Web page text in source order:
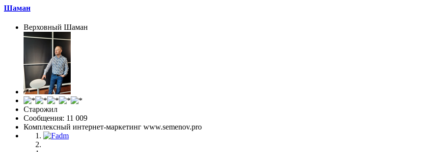
Шаман
Верховный Шаман
Старожил
Сообщения: 11 009
Комплексный интернет-маркетинг www.semenov.pro